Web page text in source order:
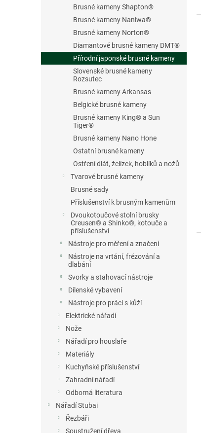
Brusné kameny Shapton®
Brusné kameny Naniwa®
Brusné kameny Norton®
Diamantové brusné kameny DMT®
Přírodní japonské brusné kameny
Slovenské brusné kameny
Rozsutec
Brusné kameny Arkansas
Belgické brusné kameny
Brusné kameny King® a Sun
Tiger®
Brusné kameny Nano Hone
Ostatní brusné kameny
Ostření dlát, želízek, hoblíků a nožů
Tvarové brusné kameny
Brusné sady
Příslušenství k brusným kamenům
Dvoukotoučové stolní brusky
Creusen® a Shinko®, kotouče a
příslušenství
Nástroje pro měření a značení
Nástroje na vrtání, frézování a
dlabání
Svorky a stahovací nástroje
Dílenské vybavení
Nástroje pro práci s kůží
Elektrické nářadí
Nože
Nářadí pro houslaře
Materiály
Kuchyňské příslušenství
Zahradní nářadí
Odborná literatura
Nářadí Stubai
Řezbáři
Soustružení dřeva